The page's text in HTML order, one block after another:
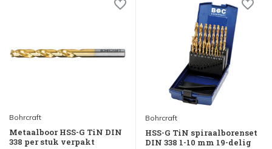
Bohrcraft
Metaalboor HSS-G TiN DIN
338 per stuk verpakt
Bohrcraft
HSS-G TiN spiraalborenset
DIN 338 1-10 mm 19-delig